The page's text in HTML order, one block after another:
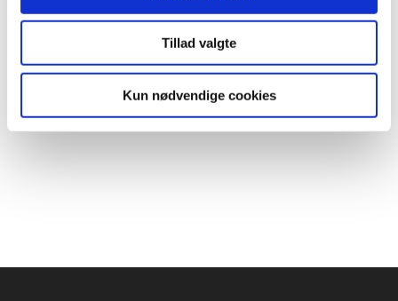
Tillad valgte
Kun nødvendige cookies